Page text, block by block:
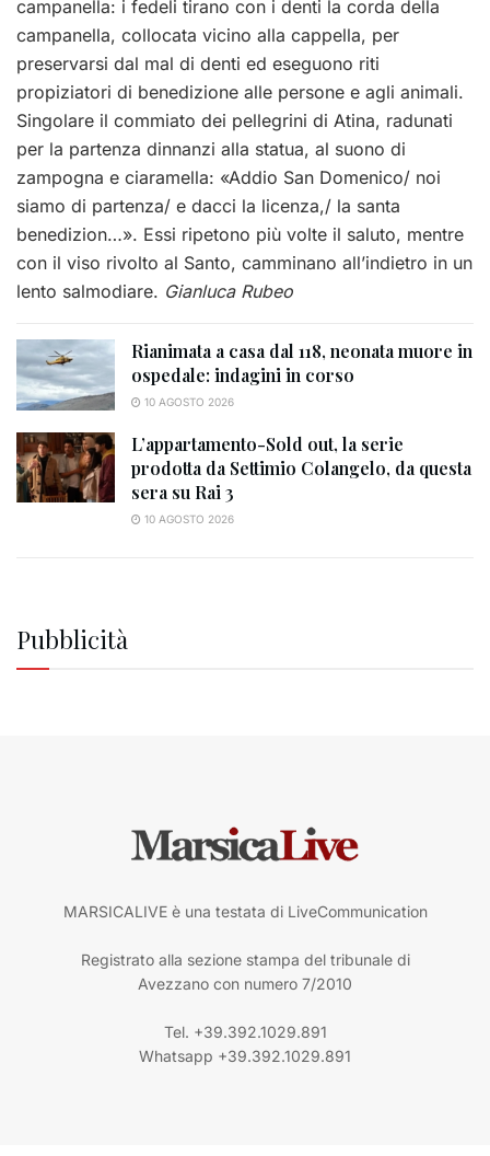
campanella: i fedeli tirano con i denti la corda della
campanella, collocata vicino alla cappella, per
preservarsi dal mal di denti ed eseguono riti
propiziatori di benedizione alle persone e agli animali.
Singolare il commiato dei pellegrini di Atina, radunati
per la partenza dinnanzi alla statua, al suono di
zampogna e ciaramella: «Addio San Domenico/ noi
siamo di partenza/ e dacci la licenza,/ la santa
benedizion…». Essi ripetono più volte il saluto, mentre
con il viso rivolto al Santo, camminano all’indietro in un
lento salmodiare. Gianluca Rubeo
Rianimata a casa dal 118, neonata muore in
ospedale: indagini in corso
10 AGOSTO 2026
L’appartamento-Sold out, la serie
prodotta da Settimio Colangelo, da questa
sera su Rai 3
10 AGOSTO 2026
Pubblicità
MARSICALIVE è una testata di LiveCommunication
Registrato alla sezione stampa del tribunale di
Avezzano con numero 7/2010
Tel. +39.392.1029.891
Whatsapp +39.392.1029.891